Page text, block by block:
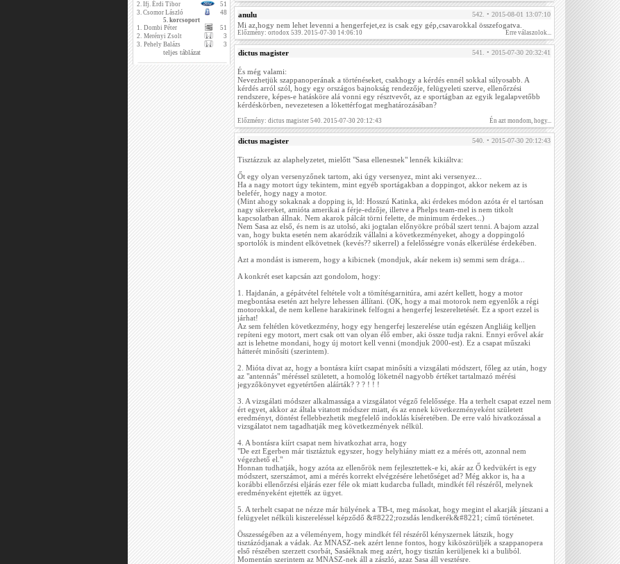
2. Ifj. Érdi Tibor
51
3. Csomor László
48
5. korcsoport
1. Dombi Péter
51
2. Merényi Zsolt
3
3. Pehely Balázs 3
teljes táblázat
anulu 542. • 2015-08-01 13:07:10
Mi az,hogy nem lehet levenni a hengerfejet,ez is csak egy gép,csavarokkal összefogatva.
Előzmény: ortodox 539. 2015-07-30 14:06:10 Erre válaszolok...
dictus magister 541. • 2015-07-30 20:32:41
És még valami:
Nevezhetjük szappanoperának a történéseket, csakhogy a kérdés ennél sokkal súlyosabb. A
kérdés arról szól, hogy egy országos bajnokság rendezője, felügyeleti szerve, ellenőrzési
rendszere, képes-e hatásköre alá vonni egy résztvevőt, az e sportágban az egyik legalapvetőbb
kérdéskörben, nevezetesen a lökettérfogat meghatározásában?
Előzmény: dictus magister 540. 2015-07-30 20:12:43 Én azt mondom, hogy...
dictus magister 540. • 2015-07-30 20:12:43
Tisztázzuk az alaphelyzetet, mielőtt "Sasa ellenesnek" lennék kikiáltva:
Őt egy olyan versenyzőnek tartom, aki úgy versenyez, mint aki versenyez...
Ha a nagy motort úgy tekintem, mint egyéb sportágakban a doppingot, akkor nekem az is
belefér, hogy nagy a motor.
(Mint ahogy sokaknak a dopping is, ld: Hosszú Katinka, aki érdekes módon azóta ér el tartósan
nagy sikereket, amióta amerikai a férje-edzője, illetve a Phelps team-mel is nem titkolt
kapcsolatban állnak. Nem akarok pálcát törni felette, de minimum érdekes...)
Nem Sasa az első, és nem is az utolsó, aki jogtalan előnyökre próbál szert tenni. A bajom azzal
van, hogy bukta esetén nem akaródzik vállalni a következményeket, ahogy a doppingoló
sportolók is mindent elkövetnek (kevés?? sikerrel) a felelősségre vonás elkerülése érdekében.
Azt a mondást is ismerem, hogy a kibicnek (mondjuk, akár nekem is) semmi sem drága...
A konkrét eset kapcsán azt gondolom, hogy:
1. Hajdanán, a gépátvétel feltétele volt a tömítésgarnitúra, ami azért kellett, hogy a motor
megbontása esetén azt helyre lehessen állítani. (OK, hogy a mai motorok nem egyenlők a régi
motorokkal, de nem kellene harakirinek felfogni a hengerfej leszereltetését. Ez a sport ezzel is
járhat!
Az sem feltétlen következmény, hogy egy hengerfej leszerelése után egészen Angliáig kelljen
repíteni egy motort, mert csak ott van olyan élő ember, aki össze tudja rakni. Ennyi erővel akár
azt is lehetne mondani, hogy új motort kell venni (mondjuk 2000-est). Ez a csapat műszaki
hátterét minősíti (szerintem).
2. Mióta divat az, hogy a bontásra kiírt csapat minősíti a vizsgálati módszert, főleg az után, hogy
az "antennás" méréssel született, a homológ löketnél nagyobb értéket tartalmazó mérési
jegyzőkönyvet egyetértően aláírták? ? ? ! ! !
3. A vizsgálati módszer alkalmassága a vizsgálatot végző felelőssége. Ha a terhelt csapat ezzel nem
ért egyet, akkor az általa vitatott módszer miatt, és az ennek következményeként született
eredményt, döntést fellebbezhetik megfelelő indoklás kíséretében. De erre való hivatkozással a
vizsgálatot nem tagadhatják meg következmények nélkül.
4. A bontásra kiírt csapat nem hivatkozhat arra, hogy
"De ezt Egerben már tisztáztuk egyszer, hogy helyhiány miatt ez a mérés ott, azonnal nem
végezhető el."
Honnan tudhatják, hogy azóta az ellenőrök nem fejlesztettek-e ki, akár az Ő kedvükért is egy
módszert, szerszámot, ami a mérés korrekt elvégzésére lehetőséget ad? Még akkor is, ha a
korábbi ellenőrzési eljárás ezer féle ok miatt kudarcba fulladt, mindkét fél részéről, melynek
eredményeként ejtették az ügyet.
5. A terhelt csapat ne nézze már hülyének a TB-t, meg másokat, hogy megint el akarják játszani a
felügyelet nélküli kiszereléssel képződő &#8222;rozsdás lendkerék&#8221; című történetet.
Összességében az a véleményem, hogy mindkét fél részéről kényszernek látszik, hogy
tisztázódjanak a vádak. Az MNASZ-nek azért lenne fontos, hogy kiköszörüljék a szappanopera
első részében szerzett csorbát, Sasáéknak meg azért, hogy tisztán kerüljenek ki a buliból.
Momentán szerintem az MNASZ-nek áll a zászló, azaz Sasa áll vesztésre.